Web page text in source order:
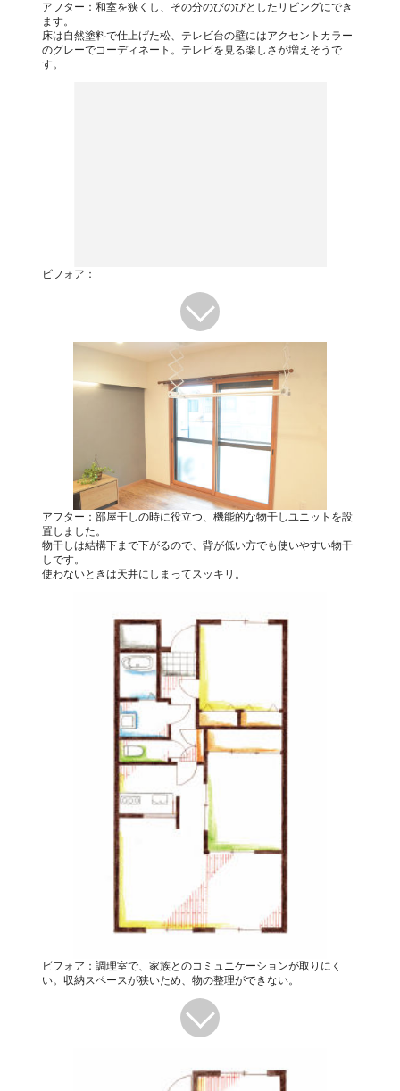
アフター：和室を狭くし、その分のびのびとしたリビングにでき
ます。
床は自然塗料で仕上げた松、テレビ台の壁にはアクセントカラー
のグレーでコーディネート。テレビを見る楽しさが増えそうで
す。
ビフォア：
アフター：部屋干しの時に役立つ、機能的な物干しユニットを設
置しました。
物干しは結構下まで下がるので、背が低い方でも使いやすい物干
しです。
使わないときは天井にしまってスッキリ。
ビフォア：調理室で、家族とのコミュニケーションが取りにく
い。収納スペースが狭いため、物の整理ができない。